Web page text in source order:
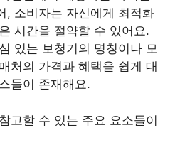
, 소비자는 자신에게 최적화
시간을 절약할 수 있어요.
있는 보청기의 명칭이나 모
처의 가격과 혜택을 쉽게 대
들이 존재해요.
고할 수 있는 주요 요소들이